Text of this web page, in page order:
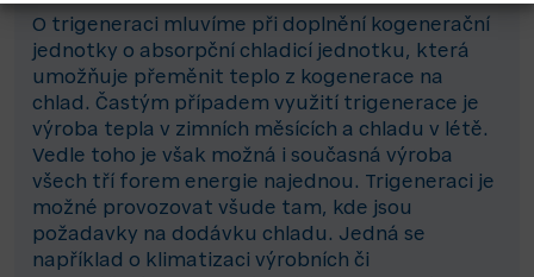
O trigeneraci mluvíme při doplnění kogenerační
jednotky o absorpční chladicí jednotku, která
umožňuje přeměnit teplo z kogenerace na
chlad. Častým případem využití trigenerace je
výroba tepla v zimních měsících a chladu v létě.
Vedle toho je však možná i současná výroba
všech tří forem energie najednou. Trigeneraci je
možné provozovat všude tam, kde jsou
požadavky na dodávku chladu. Jedná se
například o klimatizaci výrobních či